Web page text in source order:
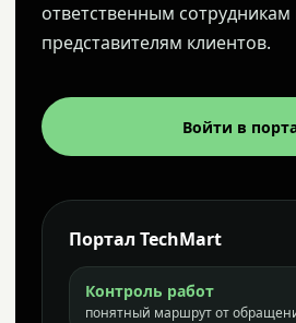
ответственным
представителям клиентов.
Войти в
Портал TechMart
Контроль работ
понятный маршрут от